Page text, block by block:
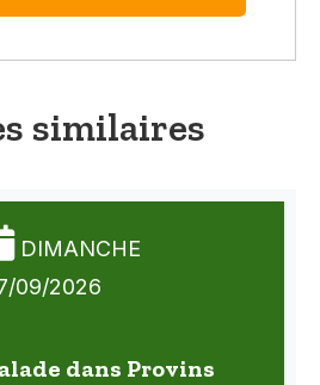
similaires
DIMANCHE
09/2026
dans Provins